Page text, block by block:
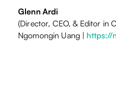
Glenn Ardi
(Director, CEO, & Editor in
Ngomongin Uang | https://